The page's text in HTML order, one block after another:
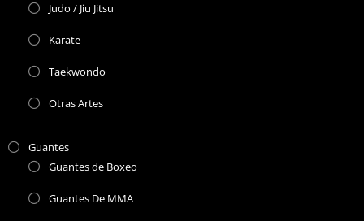
Judo / Jiu Jitsu
Karate
Taekwondo
Otras Artes
Guantes
Guantes de Boxeo
Guantes De MMA